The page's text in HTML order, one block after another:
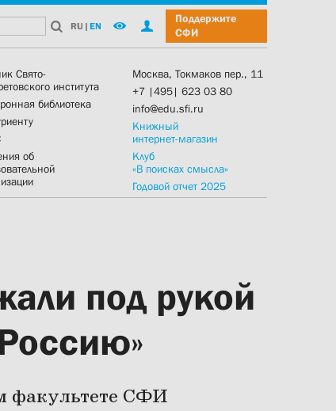
RU | EN
Поддержите
СФИ
Свято-
института
библиотека
об
Москва, Токмаков пер., 11
+7 |495| 623 03 80
info@edu.sfi.ru
Книжный
интернет-магазин
Клуб
«В поисках смысла»
Годовой отчет 2025
под рукой
факультете СФИ